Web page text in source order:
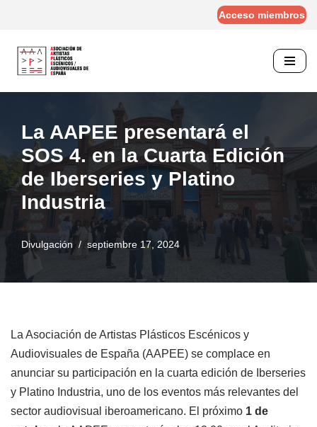
contenido
Acceso miembros
La AAPEE presentará el
SOS 4. en la Cuarta Edición
de Iberseries y Platino
Industria
Divulgación septiembre 17, 2024
La Asociación de Artistas Plásticos Escénicos y
Audiovisuales de España (AAPEE) se complace en
anunciar su participación en la cuarta edición de Iberseries
y Platino Industria, uno de los eventos más relevantes del
sector audiovisual iberoamericano. El próximo 1 de